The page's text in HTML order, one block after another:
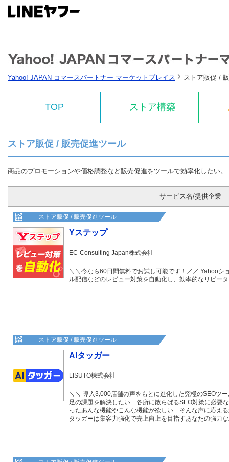
Yahoo! JAPAN コマースパートナー マーケットプレイス ストア販促 /
TOP ストア構築
ストア販促 / 販売促進ツール
商品のプロモーションや価格調整など販売促進をツールで効率化したい。
サービス名/提供企業
ストア販促 / 販売促進ツール
Yステップ
EC-Consulting Japan株式会社
＼＼今なら60日間無料でお試し可能です！／／ Yahooシ
ル配信などのレビュー対策を自動化し、効率的なリピー
ストア販促 / 販売促進ツール
AIタッガー
LISUTO株式会社
＼＼ 導入3,000店舗の声をもとに進化した究極のSEOツール ／／ 自社でSEO対策を行う手間
足の課題を解決したい... 各所に散らばるSEO対策に必要
ったあんな機能やこんな機能が欲しい... そんな声に応える新機能を搭載しAIタッガーは進化しました。 AI
タッガーは集客力強化で売上向上を目指すあなたの強力